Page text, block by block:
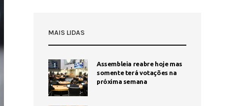
MAIS LIDAS
1
Assembleia reabre hoje mas
somente terá votações na
próxima semana